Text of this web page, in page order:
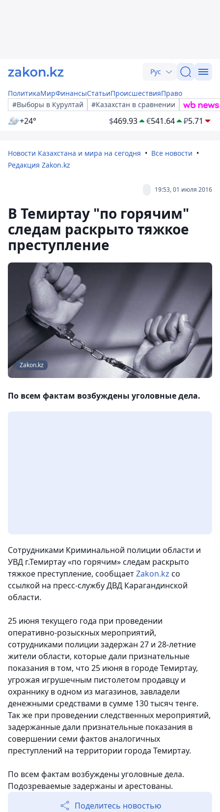
Рус
ПолитикаМирФинансыСтатьиПроисшествияПраво
#Выборы в Курултай
#Казахстан в сравнении
+24° $469.93 €541.64 ₽5.71
Новости Казахстана и мира на сегодня
Все новости
Редакция Zakon.kz
19:53, 01 июля 2016
В Темиртау "по горячим"
следам раскрыто тяжкое
преступление
Zakon.kz
По всем фактам возбуждены уголовные дела.
Сотрудниками Криминальной полиции области и
УВД г.Темиртау «по горячим» следам раскрыто
тяжкое преступление, сообщаетZakon.kz со
ссылкой на пресс-службу ДВД Карагандинской
области.
25 июня текущего года при проведении
оперативно-розыскных мероприятий,
сотрудниками полиции задержан 27 и 28-летние
жители области, которые дали признательные
показания в том, что 25 июня в городе Темиртау,
угрожая игрушечным пистолетом продавцу и
охраннику в одном из магазинов, завладели
денежными средствами в сумме 130 тысяч тенге.
Так же при проведении следственных мероприятий,
задержанные дали признательные показания в
совершении семи фактов аналогичных
преступлений на территории города Темиртау.
По всем фактам возбуждены уголовные дела.
Подозреваемые задержаны и арестованы.
Поделитесь новостью